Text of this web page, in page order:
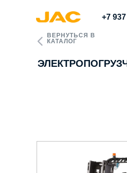
+7
ВЕРНУТЬСЯ В
КАТАЛОГ